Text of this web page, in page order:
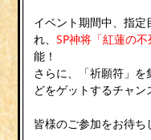
イベント期間中、指定
れ、SP神将「紅蓮の不
能！
さらに、「祈願符」を
どをゲットするチャン
皆様のご参加をお待ち